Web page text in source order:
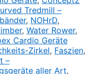
Tredmill –
, NOHrD,
, Water Rower,
Cardio Geräte
Zirkel, Faszien,
–
aller Art,